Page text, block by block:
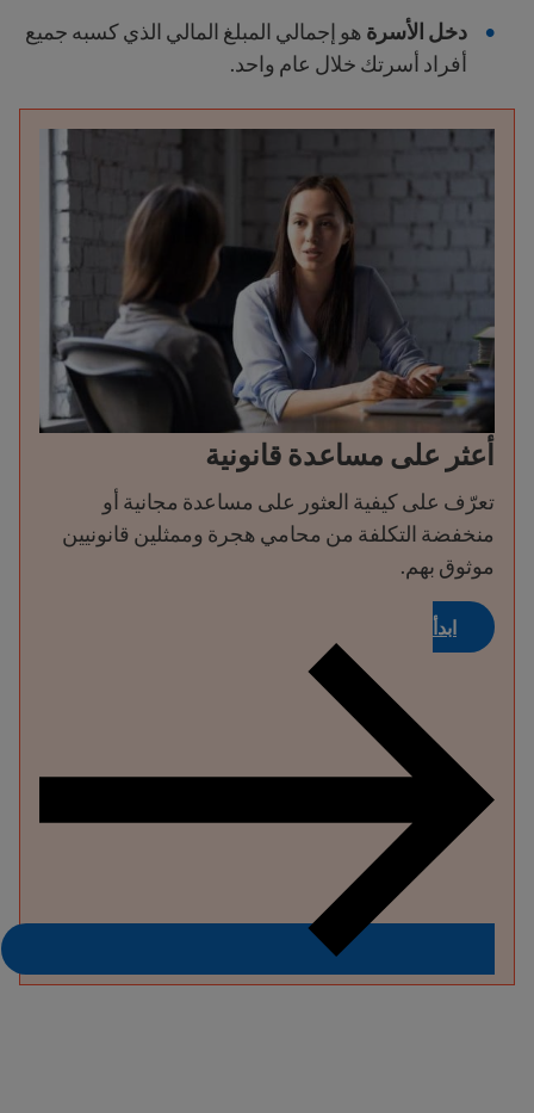
دخل الأسرة هو إجمالي المبلغ المالي الذي كسبه جميع
أفراد أسرتك خلال عام واحد.
أعثر على مساعدة قانونية
تعرّف على كيفية العثور على مساعدة مجانية أو
منخفضة التكلفة من محامي هجرة وممثلين قانونيين
موثوق بهم.
ابدأ